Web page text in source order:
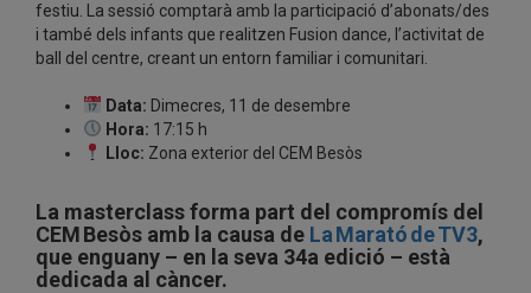
festiu. La sessió comptarà amb la participació d’abonats/des
i també dels infants que realitzen Fusion dance, l’activitat de
ball del centre, creant un entorn familiar i comunitari.
Data: Dimecres, 11 de desembre
Hora: 17:15 h
Lloc: Zona exterior del CEM Besòs
La masterclass forma part del compromís del
CEM Besòs amb la causa de La Marató de TV3,
que enguany – en la seva 34a edició – està
dedicada al càncer.